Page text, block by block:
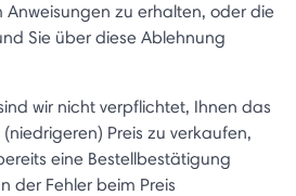
zu erhalten, oder die
Sie über diese Ablehnung
wir nicht verpflichtet, Ihnen das
Preis zu verkaufen,
eine Bestellbestätigung
der Fehler beim Preis